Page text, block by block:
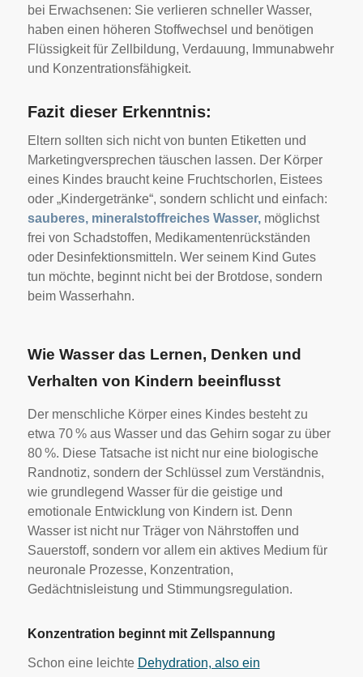
bei Erwachsenen: Sie verlieren schneller Wasser,
haben einen höheren Stoffwechsel und benötigen
Flüssigkeit für Zellbildung, Verdauung, Immunabwehr
und Konzentrationsfähigkeit.
Fazit dieser Erkenntnis:
Eltern sollten sich nicht von bunten Etiketten und
Marketingversprechen täuschen lassen. Der Körper
eines Kindes braucht keine Fruchtschorlen, Eistees
oder „Kindergetränke“, sondern schlicht und einfach:
sauberes, mineralstoffreiches Wasser, möglichst
frei von Schadstoffen, Medikamentenrückständen
oder Desinfektionsmitteln. Wer seinem Kind Gutes
tun möchte, beginnt nicht bei der Brotdose, sondern
beim Wasserhahn.
Wie Wasser das Lernen, Denken und
Verhalten von Kindern beeinflusst
Der menschliche Körper eines Kindes besteht zu
etwa 70 % aus Wasser und das Gehirn sogar zu über
80 %. Diese Tatsache ist nicht nur eine biologische
Randnotiz, sondern der Schlüssel zum Verständnis,
wie grundlegend Wasser für die geistige und
emotionale Entwicklung von Kindern ist. Denn
Wasser ist nicht nur Träger von Nährstoffen und
Sauerstoff, sondern vor allem ein aktives Medium für
neuronale Prozesse, Konzentration,
Gedächtnisleistung und Stimmungsregulation.
Konzentration beginnt mit Zellspannung
Schon eine leichte Dehydration, also ein